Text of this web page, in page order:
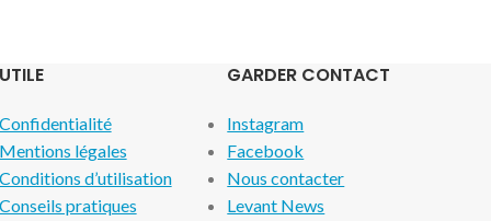
UTILE
Confidentialité
Mentions légales
Conditions d’utilisation
Conseils pratiques
GARDER CONTACT
Instagram
Facebook
Nous contacter
Levant News